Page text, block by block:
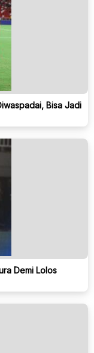
Bisa Jadi
Demi Lolos